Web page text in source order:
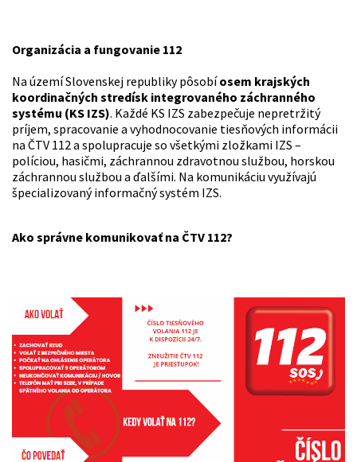
Organizácia a fungovanie 112
Na území Slovenskej republiky pôsobíosem krajských
koordinačných stredísk integrovaného záchranného
systému (KS IZS). Každé KS IZS zabezpečuje nepretržitý
príjem, spracovanie a vyhodnocovanie tiesňových informácii
na ČTV 112 a spolupracuje so všetkými zložkami IZS –
políciou, hasičmi, záchrannou zdravotnou službou, horskou
záchrannou službou a ďalšími. Na komunikáciu využívajú
špecializovaný informačný systém IZS.
Ako správne komunikovať na ČTV 112?